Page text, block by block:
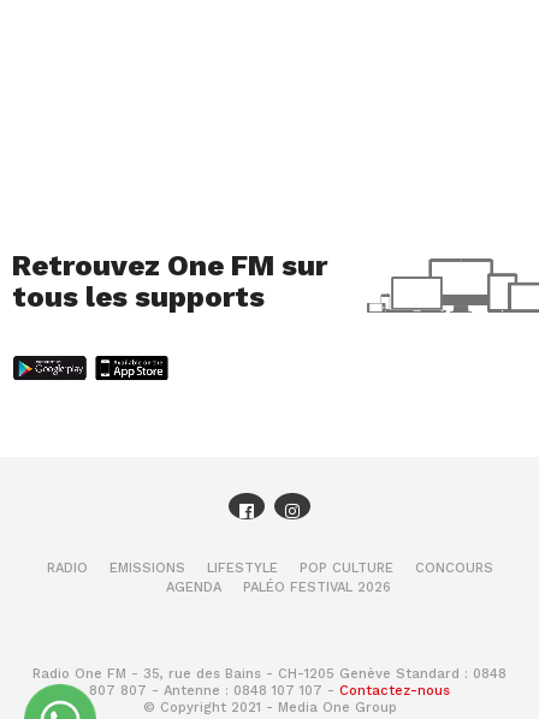
Retrouvez One FM sur
tous les supports
RADIO EMISSIONS LIFESTYLE POP CULTURE
CONCOURS
AGENDA
PALÉO FESTIVAL 2026
Radio One FM - 35, rue des Bains - CH-1205 Genève Standard : 0848
807 807 - Antenne : 0848 107 107 - Contactez-nous
© Copyright 2021 - Media One Group